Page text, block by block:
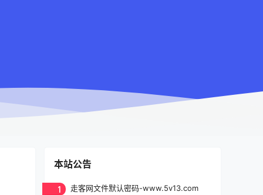
本站公告
1 走客网文件默认密码-www.5v13.com